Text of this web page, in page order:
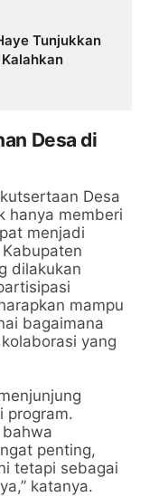
Tunjukkan
Desa di
Desa
hanya memberi
menjadi
dilakukan
mampu
bagaimana
yang
program.
penting,
tetapi sebagai
katanya.